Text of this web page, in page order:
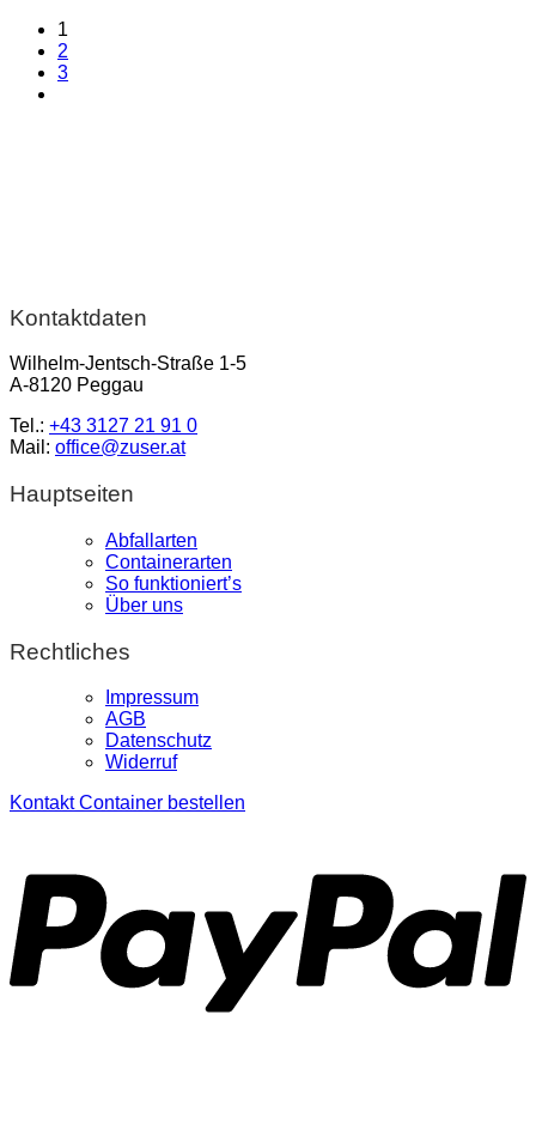
1
2
3
Kontaktdaten
Wilhelm-Jentsch-Straße 1-5
A-8120 Peggau
Tel.: +43 3127 21 91 0
Mail: office@zuser.at
Hauptseiten
Abfallarten
Containerarten
So funktioniert’s
Über uns
Rechtliches
Impressum
AGB
Datenschutz
Widerruf
Kontakt Container bestellen